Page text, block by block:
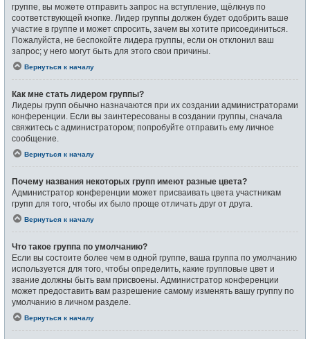
группе, вы можете отправить запрос на вступление, щёлкнув по
соответствующей кнопке. Лидер группы должен будет одобрить ваше
участие в группе и может спросить, зачем вы хотите присоединиться.
Пожалуйста, не беспокойте лидера группы, если он отклонил ваш
запрос; у него могут быть для этого свои причины.
Вернуться к началу
Как мне стать лидером группы?
Лидеры групп обычно назначаются при их создании администраторами
конференции. Если вы заинтересованы в создании группы, сначала
свяжитесь с администратором; попробуйте отправить ему личное
сообщение.
Вернуться к началу
Почему названия некоторых групп имеют разные цвета?
Администратор конференции может присваивать цвета участникам
групп для того, чтобы их было проще отличать друг от друга.
Вернуться к началу
Что такое группа по умолчанию?
Если вы состоите более чем в одной группе, ваша группа по умолчанию
используется для того, чтобы определить, какие групповые цвет и
звание должны быть вам присвоены. Администратор конференции
может предоставить вам разрешение самому изменять вашу группу по
умолчанию в личном разделе.
Вернуться к началу